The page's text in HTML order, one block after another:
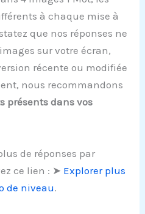
à chaque mise à
que nos réponses ne
sur votre écran,
récente ou modifiée
nous recommandons
présents dans vos
de réponses par
ce lien : ➤ Explorer plus
de niveau.